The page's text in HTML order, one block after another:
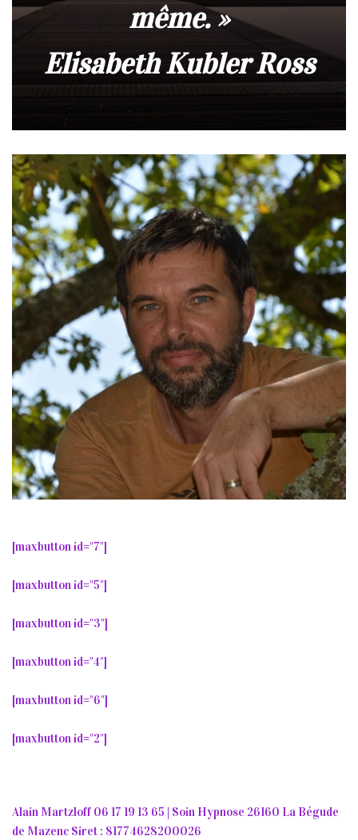
même.»
Elisabeth Kubler Ross
[maxbutton id="7"]
[maxbutton id="5"]
[maxbutton id="3"]
[maxbutton id="4"]
[maxbutton id="6"]
[maxbutton id="2"]
Alain Martzloff 06 17 19 13 65 | Soin Hypnose 26160 La Bégude
de Mazenc Siret : 81774628200026